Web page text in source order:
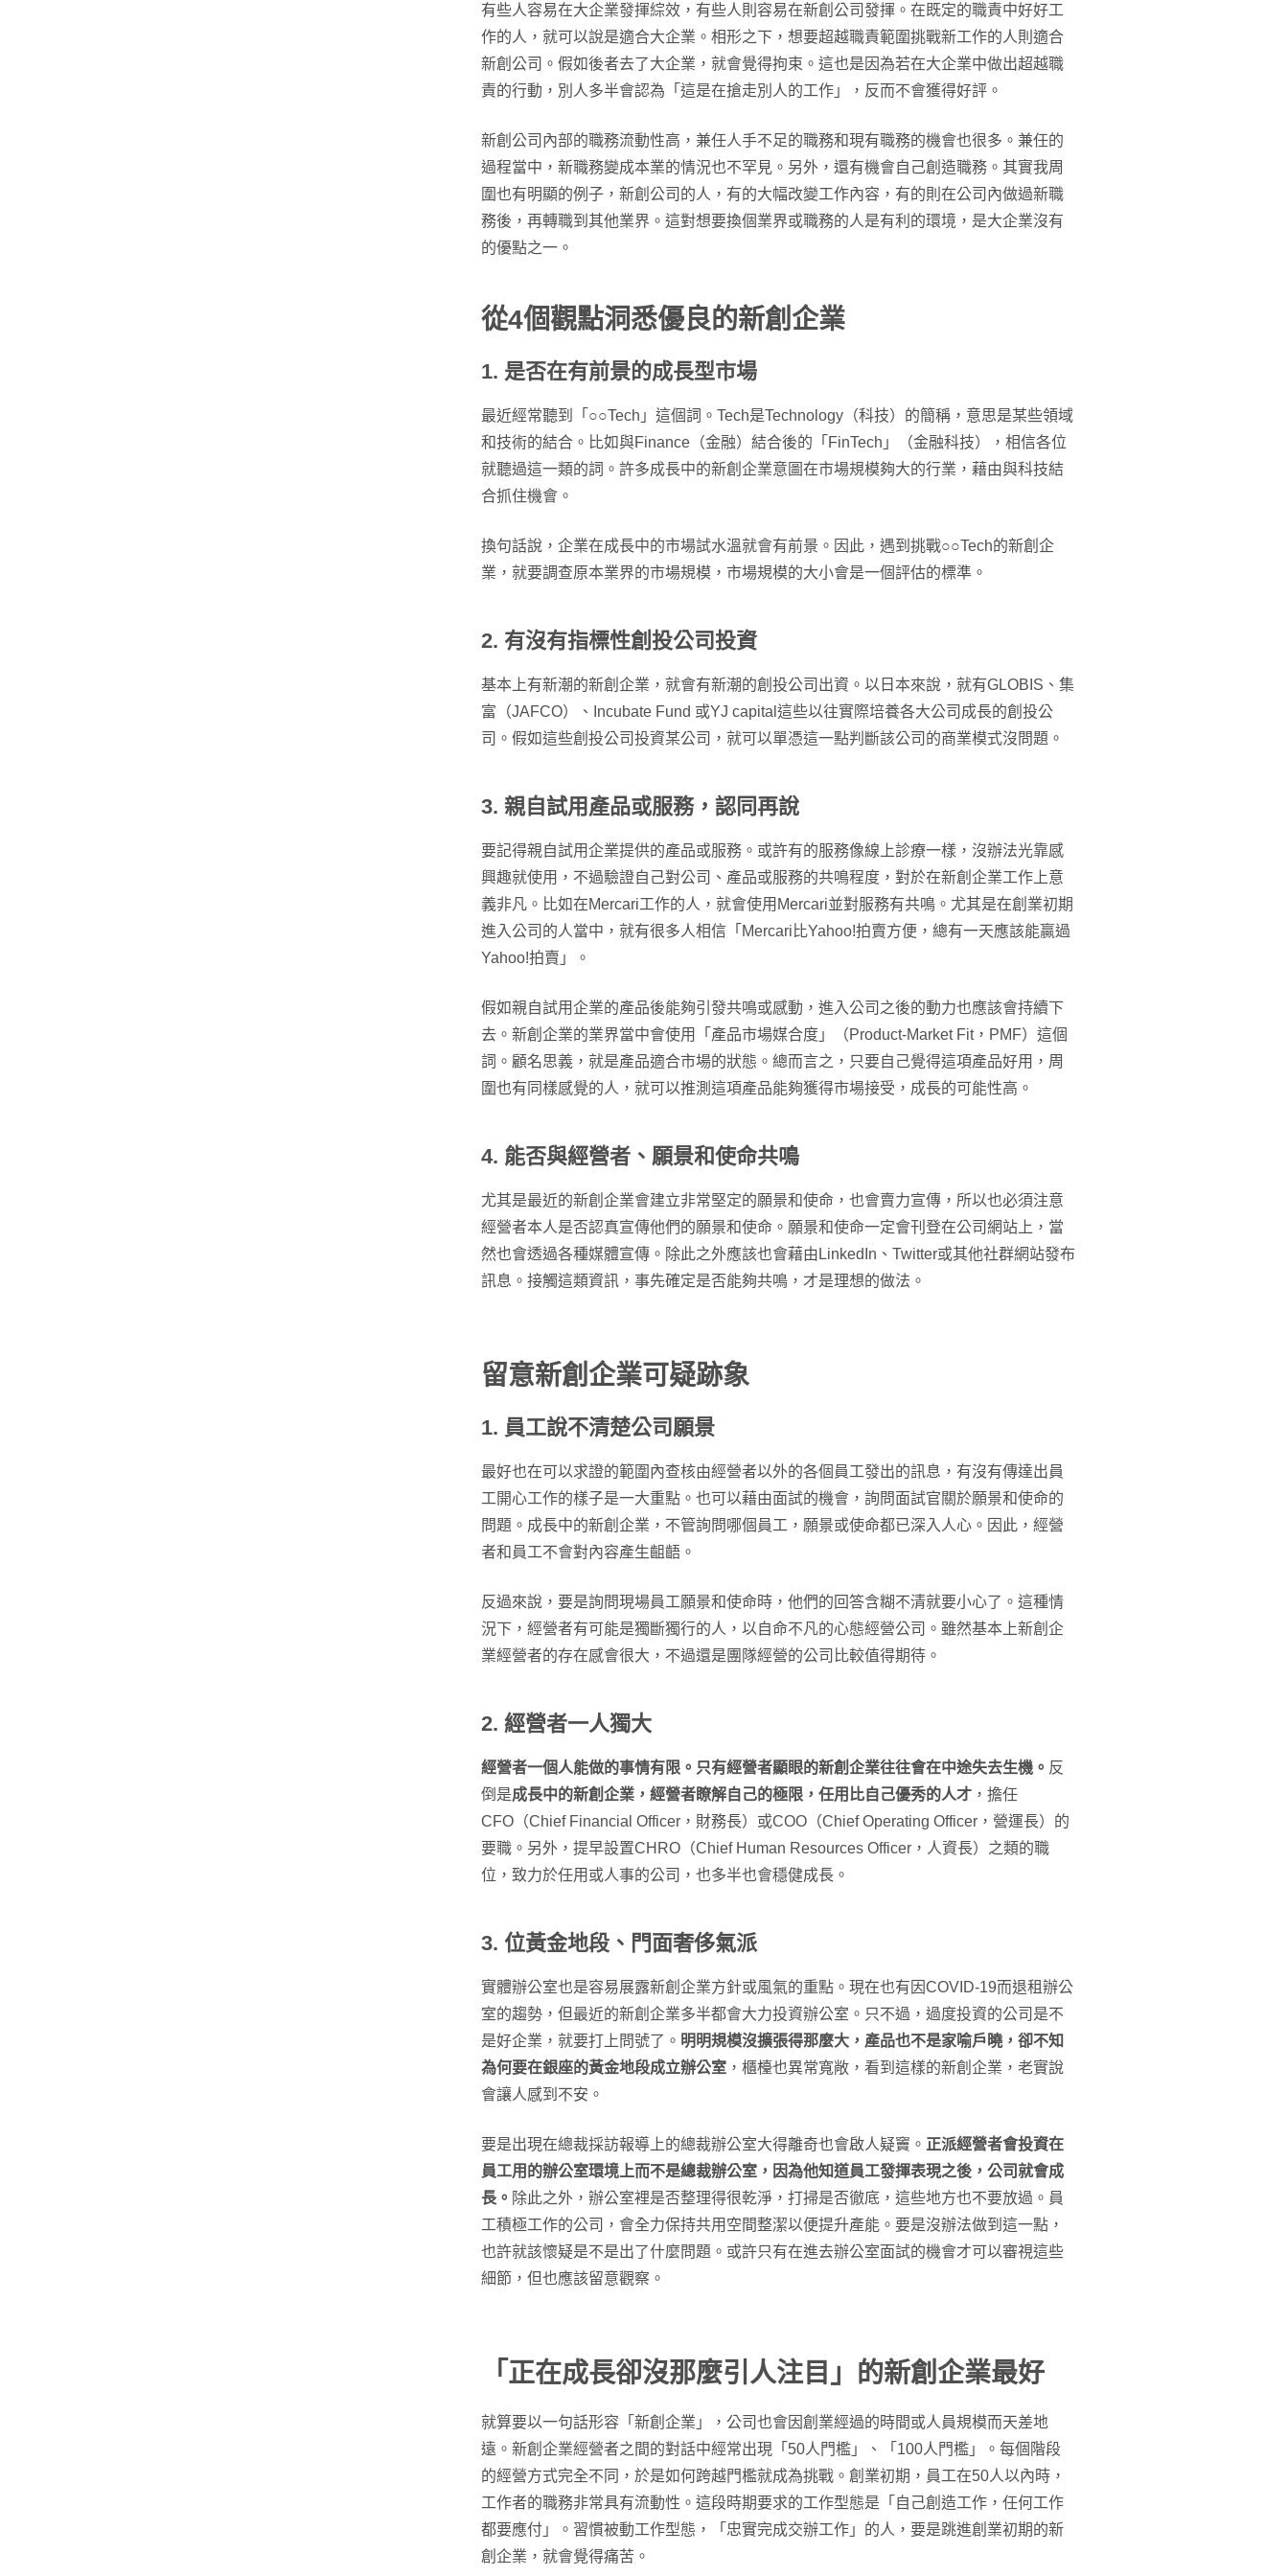
有些人容易在大企業發揮綜效，有些人則容易在新創公司發揮。在既定的職責中好好工
作的人，就可以說是適合大企業。相形之下，想要超越職責範圍挑戰新工作的人則適合
新創公司。假如後者去了大企業，就會覺得拘束。這也是因為若在大企業中做出超越職
責的行動，別人多半會認為「這是在搶走別人的工作」，反而不會獲得好評。
新創公司內部的職務流動性高，兼任人手不足的職務和現有職務的機會也很多。兼任的
過程當中，新職務變成本業的情況也不罕見。另外，還有機會自己創造職務。其實我周
圍也有明顯的例子，新創公司的人，有的大幅改變工作內容，有的則在公司內做過新職
務後，再轉職到其他業界。這對想要換個業界或職務的人是有利的環境，是大企業沒有
的優點之一。
從4個觀點洞悉優良的新創企業
1. 是否在有前景的成長型市場
最近經常聽到「○○Tech」這個詞。Tech是Technology（科技）的簡稱，意思是某些領域
和技術的結合。比如與Finance（金融）結合後的「FinTech」（金融科技），相信各位
就聽過這一類的詞。許多成長中的新創企業意圖在市場規模夠大的行業，藉由與科技結
合抓住機會。
換句話說，企業在成長中的市場試水溫就會有前景。因此，遇到挑戰○○Tech的新創企
業，就要調查原本業界的市場規模，市場規模的大小會是一個評估的標準。
2. 有沒有指標性創投公司投資
基本上有新潮的新創企業，就會有新潮的創投公司出資。以日本來說，就有GLOBIS、集
富（JAFCO）、Incubate Fund 或YJ capital這些以往實際培養各大公司成長的創投公
司。假如這些創投公司投資某公司，就可以單憑這一點判斷該公司的商業模式沒問題。
3. 親自試用產品或服務，認同再說
要記得親自試用企業提供的產品或服務。或許有的服務像線上診療一樣，沒辦法光靠感
興趣就使用，不過驗證自己對公司、產品或服務的共鳴程度，對於在新創企業工作上意
義非凡。比如在Mercari工作的人，就會使用Mercari並對服務有共鳴。尤其是在創業初期
進入公司的人當中，就有很多人相信「Mercari比Yahoo!拍賣方便，總有一天應該能贏過
Yahoo!拍賣」。
假如親自試用企業的產品後能夠引發共鳴或感動，進入公司之後的動力也應該會持續下
去。新創企業的業界當中會使用「產品市場媒合度」（Product-Market Fit，PMF）這個
詞。顧名思義，就是產品適合市場的狀態。總而言之，只要自己覺得這項產品好用，周
圍也有同樣感覺的人，就可以推測這項產品能夠獲得市場接受，成長的可能性高。
4. 能否與經營者、願景和使命共鳴
尤其是最近的新創企業會建立非常堅定的願景和使命，也會賣力宣傳，所以也必須注意
經營者本人是否認真宣傳他們的願景和使命。願景和使命一定會刊登在公司網站上，當
然也會透過各種媒體宣傳。除此之外應該也會藉由LinkedIn、Twitter或其他社群網站發布
訊息。接觸這類資訊，事先確定是否能夠共鳴，才是理想的做法。
留意新創企業可疑跡象
1. 員工說不清楚公司願景
最好也在可以求證的範圍內查核由經營者以外的各個員工發出的訊息，有沒有傳達出員
工開心工作的樣子是一大重點。也可以藉由面試的機會，詢問面試官關於願景和使命的
問題。成長中的新創企業，不管詢問哪個員工，願景或使命都已深入人心。因此，經營
者和員工不會對內容產生齟齬。
反過來說，要是詢問現場員工願景和使命時，他們的回答含糊不清就要小心了。這種情
況下，經營者有可能是獨斷獨行的人，以自命不凡的心態經營公司。雖然基本上新創企
業經營者的存在感會很大，不過還是團隊經營的公司比較值得期待。
2. 經營者一人獨大
經營者一個人能做的事情有限。只有經營者顯眼的新創企業往往會在中途失去生機。 反
倒是成長中的新創企業，經營者瞭解自己的極限，任用比自己優秀的人才 ，擔任
CFO（Chief Financial Officer，財務長）或COO（Chief Operating Officer，營運長）的
要職。另外，提早設置CHRO（Chief Human Resources Officer，人資長）之類的職
位，致力於任用或人事的公司，也多半也會穩健成長。
3. 位黃金地段、門面奢侈氣派
實體辦公室也是容易展露新創企業方針或風氣的重點。現在也有因COVID-19而退租辦公
室的趨勢，但最近的新創企業多半都會大力投資辦公室。只不過，過度投資的公司是不
是好企業，就要打上問號了。 明明規模沒擴張得那麼大，產品也不是家喻戶曉，卻不知
為何要在銀座的黃金地段成立辦公室 ，櫃檯也異常寬敞，看到這樣的新創企業，老實說
會讓人感到不安。
要是出現在總裁採訪報導上的總裁辦公室大得離奇也會啟人疑竇。 正派經營者會投資在
員工用的辦公室環境上而不是總裁辦公室，因為他知道員工發揮表現之後，公司就會成
長。 除此之外，辦公室裡是否整理得很乾淨，打掃是否徹底，這些地方也不要放過。員
工積極工作的公司，會全力保持共用空間整潔以便提升產能。要是沒辦法做到這一點，
也許就該懷疑是不是出了什麼問題。或許只有在進去辦公室面試的機會才可以審視這些
細節，但也應該留意觀察。
「正在成長卻沒那麼引人注目」的新創企業最好
就算要以一句話形容「新創企業」，公司也會因創業經過的時間或人員規模而天差地
遠。新創企業經營者之間的對話中經常出現「50人門檻」、「100人門檻」。每個階段
的經營方式完全不同，於是如何跨越門檻就成為挑戰。創業初期，員工在50人以內時，
工作者的職務非常具有流動性。這段時期要求的工作型態是「自己創造工作，任何工作
都要應付」。習慣被動工作型態，「忠實完成交辦工作」的人，要是跳進創業初期的新
創企業，就會覺得痛苦。